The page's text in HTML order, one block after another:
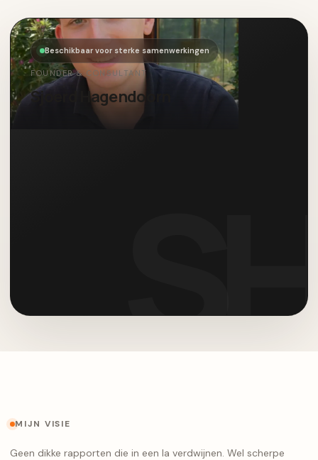
Beschikbaar voor sterke samenwerkingen
FOUNDER & CONSULTANT
Sjoerd Hagendoorn
MIJN VISIE
Geen dikke rapporten die in een la verdwijnen. Wel scherpe